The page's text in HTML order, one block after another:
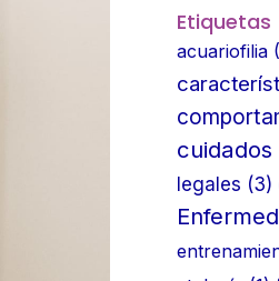
Etiquetas
acuariofilia
cuidados
legales (3)